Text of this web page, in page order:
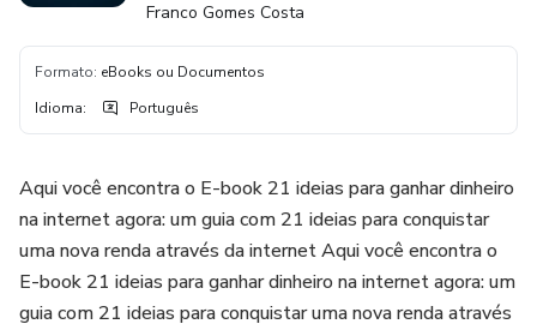
Franco Gomes Costa
Formato: eBooks ou Documentos
Idioma: Português
Aqui você encontra o E-book 21 ideias para ganhar dinheiro
na internet agora: um guia com 21 ideias para conquistar
uma nova renda através da internet Aqui você encontra o
E-book 21 ideias para ganhar dinheiro na internet agora: um
guia com 21 ideias para conquistar uma nova renda através